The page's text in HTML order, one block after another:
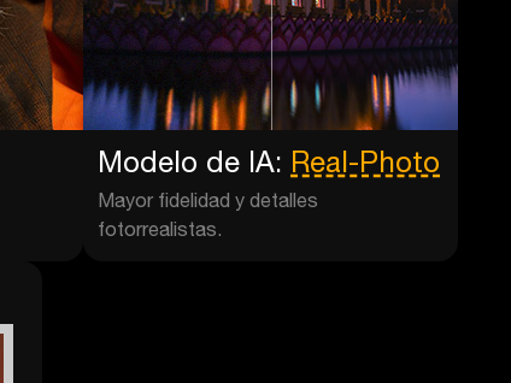
Modelo de IA: Real-Photo
Mayor fidelidad y detalles
fotorrealistas.